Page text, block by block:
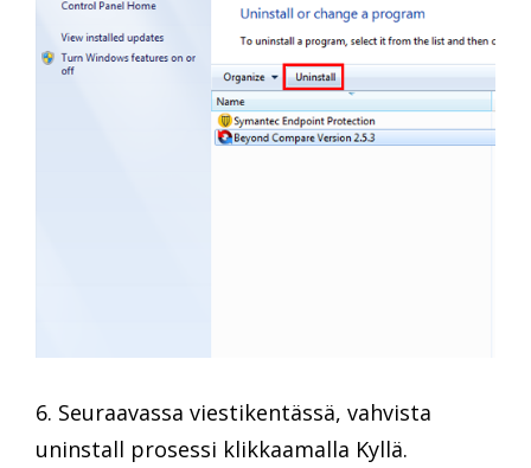
6. Seuraavassa viestikentässä, vahvista
uninstall prosessi klikkaamalla Kyllä.